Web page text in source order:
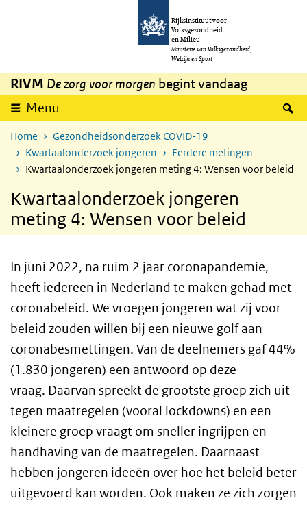
Overslaan en naar de inhoud gaan
Rijksinstituut voor
Volksgezondheid
en Milieu
Ministerie van Volksgezondheid,
Welzijn en Sport
RIVM De zorg voor morgen begint vandaag
Menu
Home
Gezondheidsonderzoek COVID-19
Kwartaalonderzoek jongeren
Eerdere metingen
Kwartaalonderzoek jongeren meting 4: Wensen voor beleid
Kwartaalonderzoek jongeren
meting 4: Wensen voor beleid
In juni 2022, na ruim 2 jaar coronapandemie,
heeft iedereen in Nederland te maken gehad met
coronabeleid. We vroegen jongeren wat zij voor
beleid zouden willen bij een nieuwe golf aan
coronabesmettingen. Van de deelnemers gaf 44%
(1.830 jongeren) een antwoord op deze
vraag. Daarvan spreekt de grootste groep zich uit
tegen maatregelen (vooral lockdowns) en een
kleinere groep vraagt om sneller ingrijpen en
handhaving van de maatregelen. Daarnaast
hebben jongeren ideeën over hoe het beleid beter
uitgevoerd kan worden. Ook maken ze zich zorgen